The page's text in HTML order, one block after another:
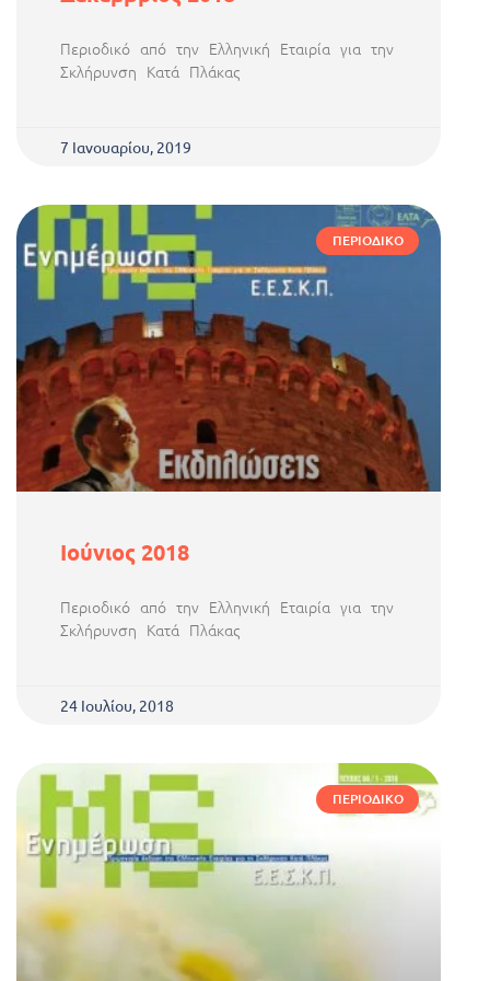
Περιοδικό από την Ελληνική Εταιρία για την
Σκλήρυνση Κατά Πλάκας
7 Ιανουαρίου, 2019
ΠΕΡΙΟΔΙΚΌ
Ιούνιος 2018
Περιοδικό από την Ελληνική Εταιρία για την
Σκλήρυνση Κατά Πλάκας
24 Ιουλίου, 2018
ΠΕΡΙΟΔΙΚΌ